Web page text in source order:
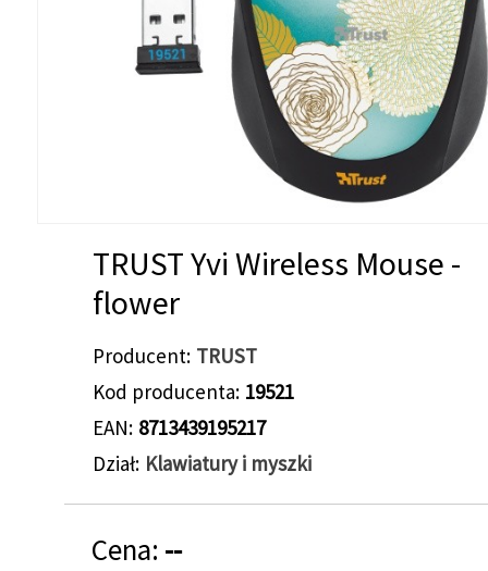
TRUST Yvi Wireless Mouse -
flower
Producent TRUST
Kod producenta 19521
EAN 8713439195217
Dział Klawiatury i myszki
Cena: --